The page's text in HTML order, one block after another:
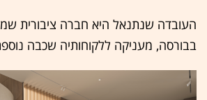
העובדה שנתנאל היא חברה ציבורית
בבורסה, מעניקה ללקוחותיה שכבה